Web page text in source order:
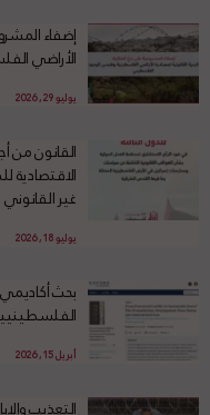
إضفاء
الأراضي
يوليو 29, 2026
القانون من
الاقتصادية
غير
يوليو 18, 2026
بحث
أبريل 15, 2026
التعذيب